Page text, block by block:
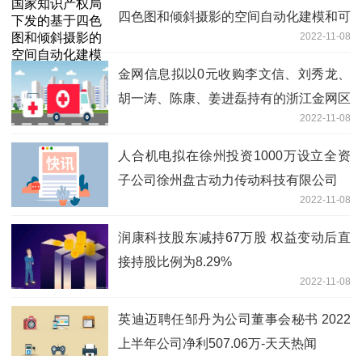
四色图和倾斜摄影的空间自动化建模和可
视化方法的发明专利权通知书-快讯2022-11-08
金网信息拟以0元收购李文信、刘秀龙、
胡一涛、陈康、姜进磊持有的浙江金网区
块链技术共计51%的股权-全球动态2022-11-08
人合机电拟在徐州投资1000万设立全资
子公司徐州盘古动力传动科技有限公司
2022-11-08
润康科技股东减持67万股 权益变动后直
接持股比例为8.29%
2022-11-08
英迪迈聘任邹丹为公司董事会秘书 2022
上半年公司净利507.06万-天天热闻